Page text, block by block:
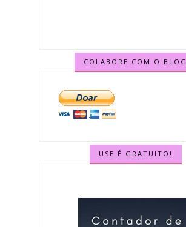
COLABORE COM O BLOG
USE É GRATUITO!